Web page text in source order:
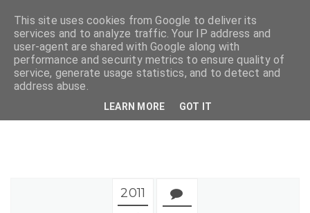
2011
This site uses cookies from Google to deliver its
services and to analyze traffic. Your IP address and
user-agent are shared with Google along with
performance and security metrics to ensure quality of
service, generate usage statistics, and to detect and
address abuse.
LEARN MORE GOT IT